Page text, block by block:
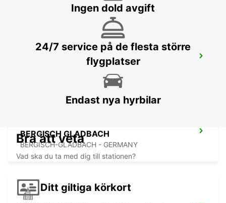
KÖLN BILDERSTOECKCHEN
BERGISCH GLADBACH
BERGISCH-GLADBACH - GERMANY
Ingen dold avgift
24/7 service på de flesta större
flygplatser
Endast nya hyrbilar
Bra att veta
Vad ska du ta med dig till stationen?
Ditt giltiga körkort